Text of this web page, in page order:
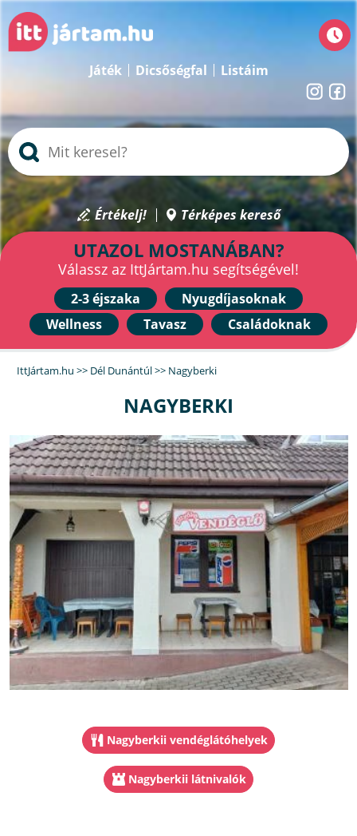
Játék Dicsőségfal Listáim
Értékelj! Térképes kereső
UTAZOL MOSTANÁBAN?
Válassz az IttJártam.hu segítségével!
2-3 éjszaka
Nyugdíjasoknak
Wellness
Tavasz Családoknak
IttJártam.hu >> Dél Dunántúl>> Nagyberki
NAGYBERKI
Nagyberkii vendéglátóhelyek
Nagyberkii látnivalók